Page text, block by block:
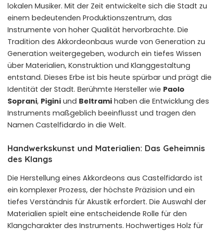
lokalen Musiker. Mit der Zeit entwickelte sich die Stadt zu
einem bedeutenden Produktionszentrum, das
Instrumente von hoher Qualität hervorbrachte. Die
Tradition des Akkordeonbaus wurde von Generation zu
Generation weitergegeben, wodurch ein tiefes Wissen
über Materialien, Konstruktion und Klanggestaltung
entstand. Dieses Erbe ist bis heute spürbar und prägt die
Identität der Stadt. Berühmte Hersteller wie Paolo
Soprani, Pigini und Beltrami haben die Entwicklung des
Instruments maßgeblich beeinflusst und tragen den
Namen Castelfidardo in die Welt.
Handwerkskunst und Materialien: Das Geheimnis
des Klangs
Die Herstellung eines Akkordeons aus Castelfidardo ist
ein komplexer Prozess, der höchste Präzision und ein
tiefes Verständnis für Akustik erfordert. Die Auswahl der
Materialien spielt eine entscheidende Rolle für den
Klangcharakter des Instruments. Hochwertiges Holz für